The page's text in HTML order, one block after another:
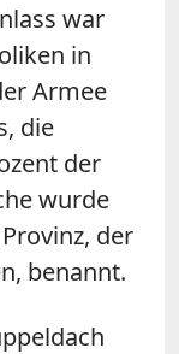
war
in
Armee
die
der
wurde
der
benannt.